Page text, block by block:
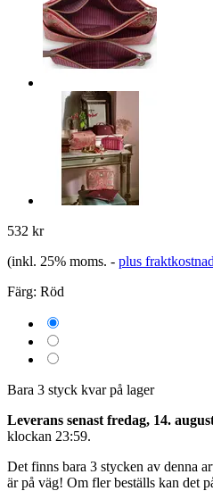
532 kr
(inkl. 25% moms. - plus
Färg: Röd
Bara 3 styck kvar på lager
Leverans senast fredag, 14.
klockan 23:59.
Det finns bara 3 stycken av denna
är på väg! Om fler beställs kan det